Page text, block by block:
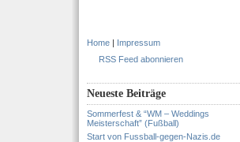
Home | Impressum
RSS Feed abonnieren
Neueste Beiträge
Sommerfest & “WM – Weddings
Meisterschaft” (Fußball)
Start von Fussball-gegen-Nazis.de